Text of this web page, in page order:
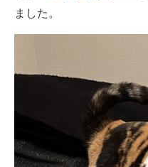
ました。